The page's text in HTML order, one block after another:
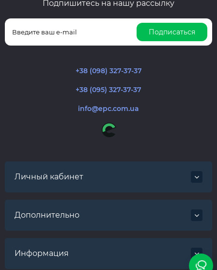
Подпишитесь на нашу рассылку
Подписаться
+38 (098) 327-37-37
+38 (095) 327-37-37
info@epc.com.ua
Личный кабинет
Дополнительно
Информация